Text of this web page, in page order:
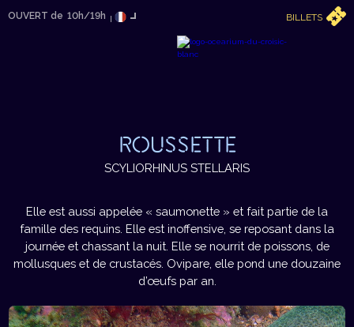
BILLETS
OUVERT de 10h/19h
ROUSSETTE
SCYLIORHINUS STELLARIS
Elle est aussi appelée « saumonette » et fait partie de la
famille des requins. Elle est inoffensive, se reposant dans la
journée et chassant la nuit. Elle se nourrit de poissons, de
mollusques et de crustacés. Ovipare, elle pond une douzaine
d’œufs par an.